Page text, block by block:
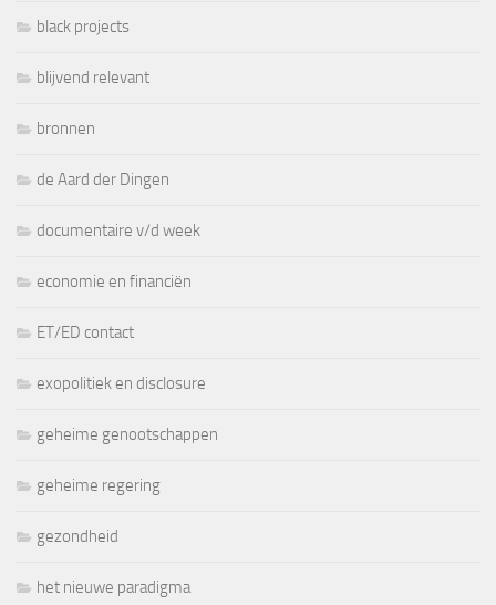
black projects
blijvend relevant
bronnen
de Aard der Dingen
documentaire v/d week
economie en financiën
ET/ED contact
exopolitiek en disclosure
geheime genootschappen
geheime regering
gezondheid
het nieuwe paradigma